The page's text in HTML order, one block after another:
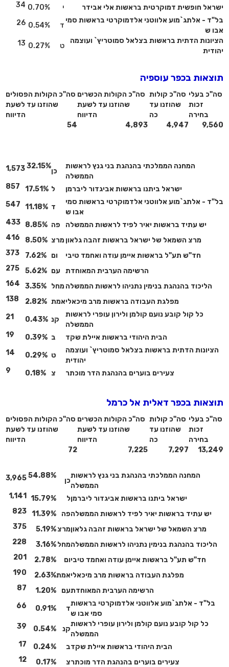
ישראל חופשית דמוקרטית בראשות אלי אבידר 0.70%
34
בל"ד - אלתג`מוע אלווטני אלדמוקרטי בראשות סמי
אבו ש
ד 0.54%
26
הציונות הדתית בראשות בצלאל סמוטריץ` ועוצמה
יהודית
0.27%
13
תוצאות בכפר עוספיה
סה"כ בעלי
זכות
בחירה
סה"כ קולות
שהוזנו עד
כה
סה"כ הקולות הכשרים
שהוזנו עד לשעת
הדיווח
סה"כ הקולות הפסולים
שהוזנו עד לשעת
הדיווח
9,560
4,947
4,893
54
המחנה הממלכתי בהנהגת בני גנץ לראשות
הממשלה
כן
32.15%
1,573
ישראל ביתנו בראשות אביגדור ליברמן 17.51%
857
בל"ד - אלתג`מוע אלווטני אלדמוקרטי בראשות סמי
אבו ש
11.18%
547
יש עתיד בראשות יאיר לפיד לראשות הממשלה פה 8.85%
433
מרצ השמאל של ישראל בראשות זהבה גלאוןמרצ 8.50%
416
חד"ש תע"ל בראשות איימן עודה ואחמד טיבי ום 7.62%
373
הרשימה הערבית המאוחדת עם 5.62%
275
הליכוד בהנהגת בנימין נתניהו לראשות הממשלהמחל 3.35%
164
מפלגת העבודה בראשות מרב מיכאליאמת 2.82%
138
כל קול קובע נועם קולמן ולירון עופרי לראשות
הממשלה
קנ 0.43%
21
הבית היהודי בראשות איילת שקד 0.39%
19
הציונות הדתית בראשות בצלאל סמוטריץ` ועוצמה
יהודית
0.29%
14
צעירים בוערים בהנהגת הדר מוכתר 0.18%
תוצאות בכפר דאלית אל כרמל
סה"כ בעלי
זכות
בחירה
סה"כ קולות
שהוזנו עד
כה
סה"כ הקולות הכשרים
שהוזנו עד לשעת
הדיווח
סה"כ הקולות הפסולים
שהוזנו עד לשעת
הדיווח
13,249
7,297
7,225
72
המחנה הממלכתי בהנהגת בני גנץ לראשות
הממשלה
כן
54.88%
3,965
ישראל ביתנו בראשות אביגדור ליברמןל 15.79%
1,141
יש עתיד בראשות יאיר לפיד לראשות הממשלהפה 11.39%
823
מרצ השמאל של ישראל בראשות זהבה גלאוןמרצ5.19%
375
הליכוד בהנהגת בנימין נתניהו לראשות הממשלהמחל3.16%
228
חד"ש תע"ל בראשות איימן עודה ואחמד טיביום 2.78%
201
מפלגת העבודה בראשות מרב מיכאליאמת2.63%
190
הרשימה הערבית המאוחדתעם 1.20%
87
בל"ד - אלתג`מוע אלווטני אלדמוקרטי בראשות
סמי אבו ש
ד 0.91%
66
כל קול קובע נועם קולמן ולירון עופרי לראשות
הממשלה
קנ 0.54%
39
הבית היהודי בראשות איילת שקדב 0.24%
17
צעירים בוערים בהנהגת הדר מוכתרצ 0.17%
12